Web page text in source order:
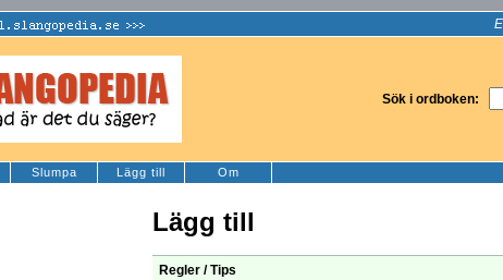
Sök i ordboken:
Slumpa Lägg till Om
Lägg till
Regler / Tips